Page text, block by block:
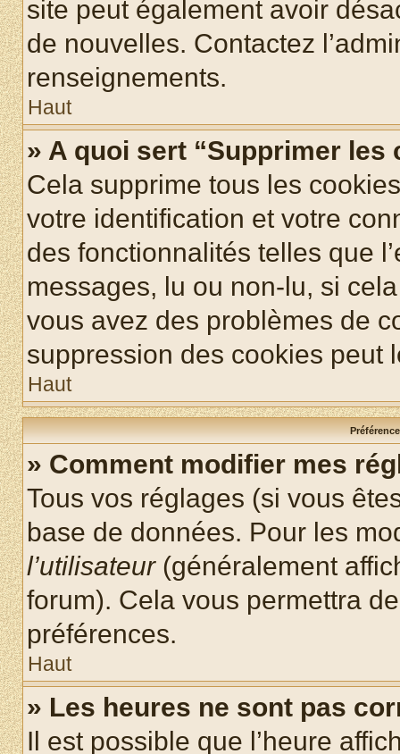
site peut également avoir
de nouvelles. Contactez
renseignements.
Haut
» A quoi sert “Supprimer les
Cela supprime tous les
votre identification et votre
des fonctionnalités telles que
messages, lu ou non-lu, si
vous avez des problèmes de
suppression des cookies peut
Haut
» Comment modifier mes
Tous vos réglages (si vous
base de données. Pour les
l’utilisateur(généralement
forum). Cela vous permettra
préférences.
Haut
» Les heures ne sont pas
Il est possible que l’heure